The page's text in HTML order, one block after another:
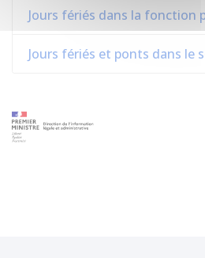
Jours fériés dans la fonction
Jours fériés et ponts dans le